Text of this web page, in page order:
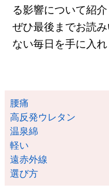
る影響について紹介
ぜひ最後までお読
ない毎日を手に入れ
腰痛
高反発ウレタン
温泉綿
軽い
遠赤外線
選び方